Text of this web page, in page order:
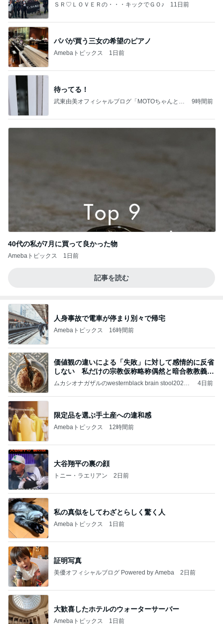
ＳＲ♡ＬＯＶＥＲの・・・キックでＧＯ♪ 11日前
パパが買う三女の希望のピアノ
Amebaトピックス 1日前
待ってる！
武東由美オフィシャルブログ「MOTOちゃんとの
9時間前
40代の私が7月に買って良かった物
Amebaトピックス 1日前
記事を読む
人身事故で電車が停まり別々で帰宅
Amebaトピックス 16時間前
価値観の違いによる「失敗」に対して感情的に反省
しない 私だけの宗教仮称略称偶然と暗合教教義候
補
ムカシオナガザルのwesternblack brain stool2024
ガザル
4日前
限定品を選ぶ手土産への違和感
Amebaトピックス 12時間前
大谷翔平の裏の顔
トニー・ラエリアン 2日前
私の真似をしてわざとらしく驚く人
Amebaトピックス 1日前
証明写真
美優オフィシャルブログ Powered by Ameba 2日前
大歓喜したホテルのウォーターサーバー
Amebaトピックス 1日前